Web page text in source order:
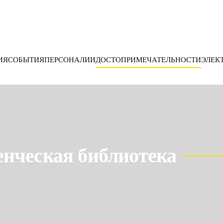
СОБЫТИЯПЕРСОНАЛИИДОСТОПРИМЕЧАТЕЛЬНОСТИ
библиотека